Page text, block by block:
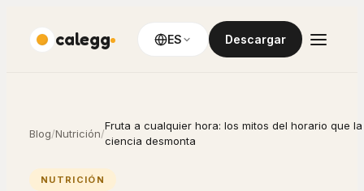
calegg ES Descargar
Blog/Nutrición/
Fruta a cualquier hora: los mitos del horario que la
ciencia desmonta
NUTRICIÓN